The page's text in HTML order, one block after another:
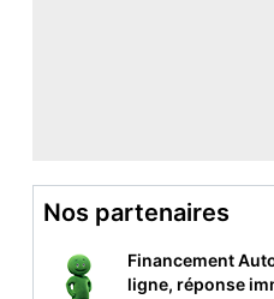
Nos partenaires
Financement
ligne, réponse